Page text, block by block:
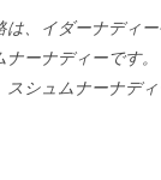
は、イダーナディ
ナーナディーです
スシュムナーナデ